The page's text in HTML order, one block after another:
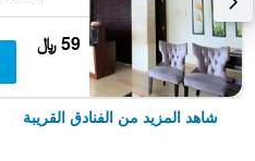
59 ﷼
شاهد المزيد من الفنادق القريبة